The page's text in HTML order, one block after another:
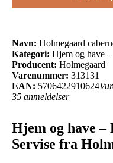
Navn: Holmegaard
Kategori: Hjem og have
Producent: Holmegaard
Varenummer: 313131
EAN: 5706422910624
35 anmeldelser
Hjem og have –
Servise fra